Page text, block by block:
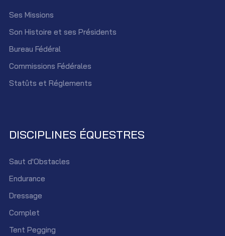
Ses Missions
Son Histoire et ses Présidents
Bureau Fédéral
Commissions Fédérales
Statûts et Réglements
DISCIPLINES ÉQUESTRES
Saut d'Obstacles
Endurance
Dressage
Complet
Tent Pegging